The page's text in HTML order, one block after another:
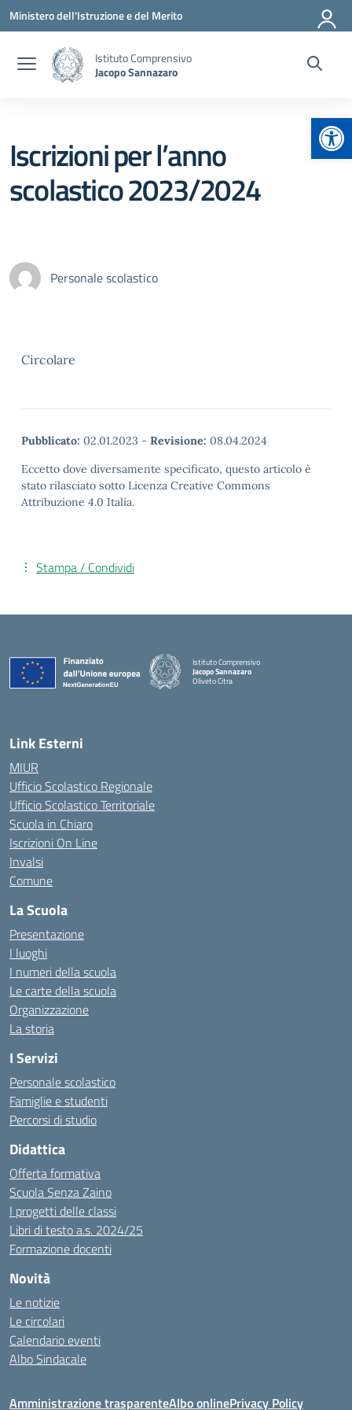
Vai ai contenuti
Vai al menu di navigazione
Vai al footer
Ministero dell'Istruzione e del Merito
Istituto Comprensivo
Jacopo Sannazaro
Iscrizioni per l’anno
scolastico 2023/2024
Personale scolastico
Circolare
Pubblicato: 02.01.2023 - Revisione: 08.04.2024
Eccetto dove diversamente specificato, questo articolo è
stato rilasciato sotto Licenza Creative Commons
Attribuzione 4.0 Italia.
Stampa / Condividi
Istituto Comprensivo
Jacopo Sannazaro
Oliveto Citra
Link Esterni
MIUR
Ufficio Scolastico Regionale
Ufficio Scolastico Territoriale
Scuola in Chiaro
Iscrizioni On Line
Invalsi
Comune
La Scuola
Presentazione
I luoghi
I numeri della scuola
Le carte della scuola
Organizzazione
La storia
I Servizi
Personale scolastico
Famiglie e studenti
Percorsi di studio
Didattica
Offerta formativa
Scuola Senza Zaino
I progetti delle classi
Libri di testo a.s. 2024/25
Formazione docenti
Novità
Le notizie
Le circolari
Calendario eventi
Albo Sindacale
Amministrazione trasparenteAlbo onlinePrivacy Policy